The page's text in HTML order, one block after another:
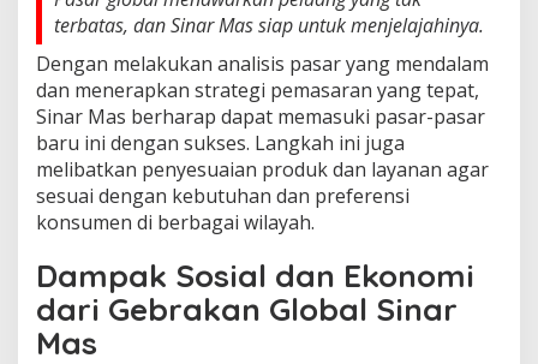
terbatas, dan Sinar Mas siap untuk menjelajahinya.
Dengan melakukan analisis pasar yang mendalam
dan menerapkan strategi pemasaran yang tepat,
Sinar Mas berharap dapat memasuki pasar-pasar
baru ini dengan sukses. Langkah ini juga
melibatkan penyesuaian produk dan layanan agar
sesuai dengan kebutuhan dan preferensi
konsumen di berbagai wilayah.
Dampak Sosial dan Ekonomi
dari Gebrakan Global Sinar
Mas